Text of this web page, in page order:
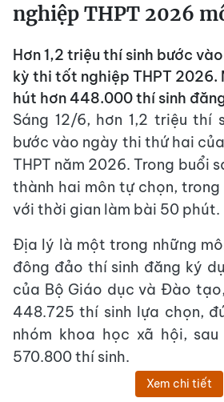
nghiệp THPT 2026
Hơn 1,2 triệu thí sinh bước
kỳ thi tốt nghiệp THPT 2026.
hút hơn 448.000 thí sinh
Sáng 12/6, hơn 1,2 triệu thí
bước vào ngày thi thứ hai
THPT năm 2026. Trong buổi
thành hai môn tự chọn,
với thời gian làm bài 50 phút.
Địa lý là một trong những
đông đảo thí sinh đăng ký
của Bộ Giáo dục và Đào
448.725 thí sinh lựa chọn,
nhóm khoa học xã hội,
570.800 thí sinh.
Xem chi tiết